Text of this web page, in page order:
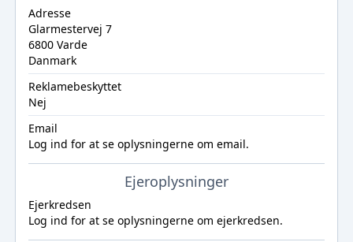
Adresse
Glarmestervej 7
6800 Varde
Danmark
Reklamebeskyttet
Nej
Email
Log ind for at se oplysningerne om email.
Ejeroplysninger
Ejerkredsen
Log ind for at se oplysningerne om ejerkredsen.